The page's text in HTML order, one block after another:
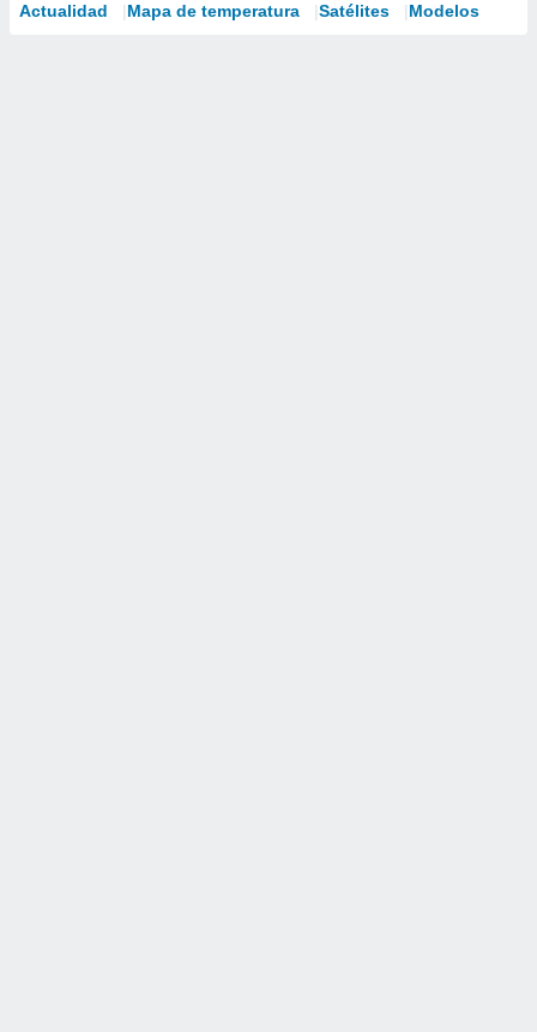
Actualidad Mapa de temperatura Satélites Modelos